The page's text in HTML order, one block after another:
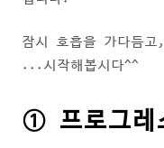
잠시 호흡을 가다듬고,
...시작해봅시다^^
① 프로그레